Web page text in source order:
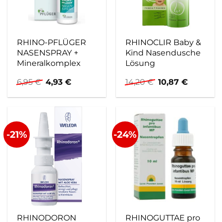
RHINO-PFLÜGER
NASENSPRAY +
Mineralkomplex
6,95€ Ursprünglicher
Preis
war:
6,95 €
4,93€Aktueller
ist:
4,93 €.
RHINOCLIR Baby &
Kind Nasendusche
Lösung
14,20€ Ursprünglicher
Preis
war:
10,87€
ist:
-21%
RHINODORON
-24%
RHINOGUTTAE pro